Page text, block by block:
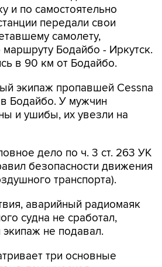
и по самостоятельно
передали свои
самолету,
Бодайбо - Иркутск.
в 90 км от Бодайбо.
экипаж пропавшей Cessna
Бодайбо. У мужчин
и ушибы, их увезли на
дело по ч. 3 ст. 263 УК
безопасности движения
транспорта).
аварийный радиомаяк
судна не сработал,
экипаж не подавал.
три основные